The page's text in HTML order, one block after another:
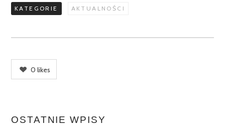
KATEGORIE AKTUALNOŚCI
0 likes
OSTATNIE WPISY